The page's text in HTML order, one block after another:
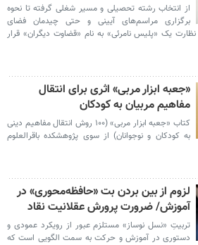
از انتخاب رشته تحصیلی و مسیر شغلی گرفته تا نحوه
برگزاری مراسم‌های آیینی و حتی چیدمان فضای
یک «پلیس نامرئی» به نام «قضاوت دیگران» قرار
«جعبه ابزار مربی» اثری برای انتقال
مفاهیم مربیان به کودکان
کتاب «جعبه ابزار مربی» (۱۰۰ روش انتقال مفاهیم دینی
به کودکان و نوجوانان) از سوی پژوهشکده باقرالعلوم
لزوم از بین بردن بت «حافظه‌محوری» در
آموزش/ ضرورت پرورش عقلانیت نقاد
تربیتِ «نسل نوساز» مستلزم عبور از رویکرد عمودی و
دستوری در آموزش و حرکت به سمت الگویی است که